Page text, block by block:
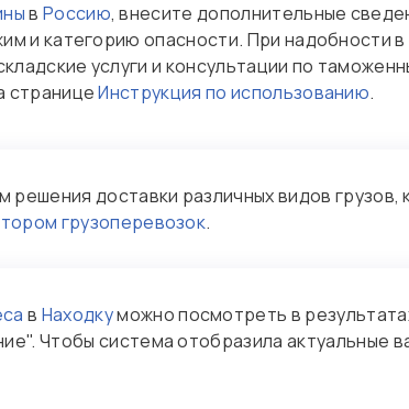
в Россию, внесите дополнительные
и категорию опасности. При надобности
услуги и консультации по
страницеИнструкция по использованию.
доставки различных видов грузов,
грузоперевозок.
в Находкуможно посмотреть в
Чтобы система отобразила актуальные